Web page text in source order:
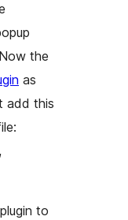
the
as
add this
plugin to